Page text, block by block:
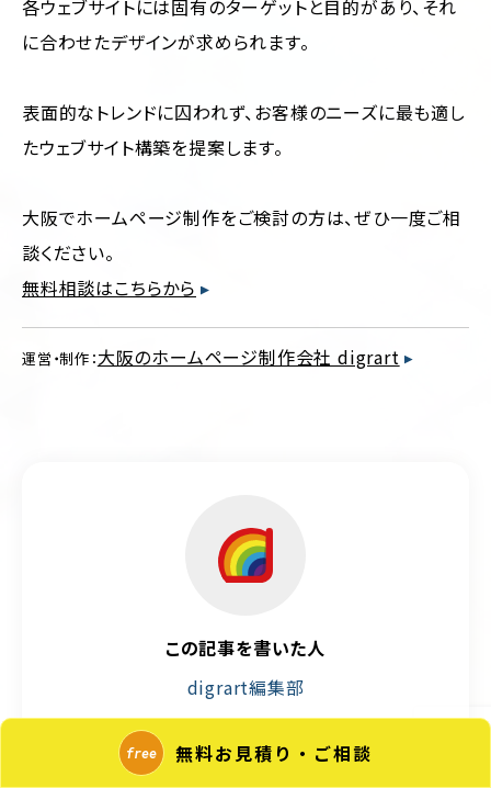
無料お見積り・ご相談
各ウェブサイトには固有のターゲットと目的があり、それ
に合わせたデザインが求められます。
表面的なトレンドに囚われず、お客様のニーズに最も適し
たウェブサイト構築を提案します。
大阪でホームページ制作をご検討の方は、ぜひ一度ご相
談ください。
無料相談はこちらから
運営・制作：大阪のホームページ制作会社 digrart
この記事を書いた人
digrart編集部
大阪市中央区にて2010年よりWeb制作・運用支援
を行い、1,000件以上の実績を持つWeb制作会社